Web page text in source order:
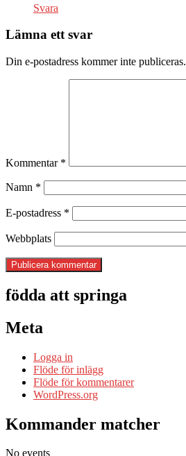
Svara
Lämna ett svar
Din e-postadress kommer inte publiceras.
Kommentar *
Namn *
E-postadress *
Webbplats
födda att springa
Meta
Logga in
Flöde för inlägg
Flöde för kommentarer
WordPress.org
Kommander matcher
No events